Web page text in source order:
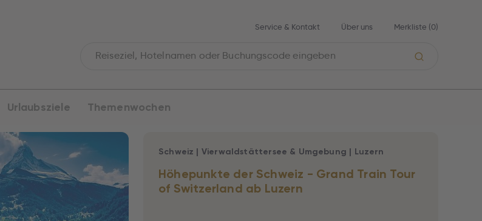
Service & Kontakt Über uns Merkliste (0)
Urlaubsziele Themenwochen
Höhepunkte der Schweiz - Grand Train Tour
of Switzerland ab Luzern
Schweiz | Vierwaldstättersee & Umgebung | Luzern